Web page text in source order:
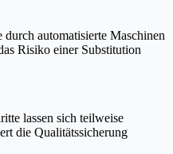
automatisierte Maschinen
Risiko einer Substitution
lassen sich teilweise
die Qualitätssicherung